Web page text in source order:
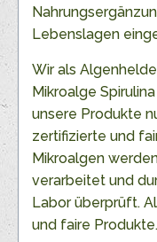
Lebenslagen
Wir als
Mikroalge
unsere Produkte
zertifizierte und
Mikroalgen
verarbeitet und
Labor überprüft.
und faire Produkte.